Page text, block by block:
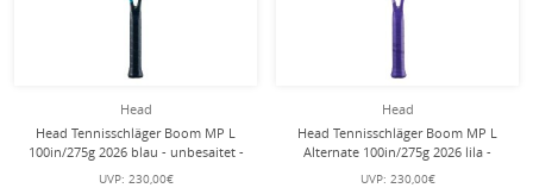
Head
Head Tennisschläger Boom MP L
100in/275g 2026 blau - unbesaitet -
UVP: 230,00€
Head
Head Tennisschläger Boom MP L
Alternate 100in/275g 2026 lila -
unbesaitet -
UVP: 230,00€